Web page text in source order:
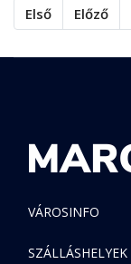
Első Előző
VÁROSINFO
SZÁLLÁSHELYEK